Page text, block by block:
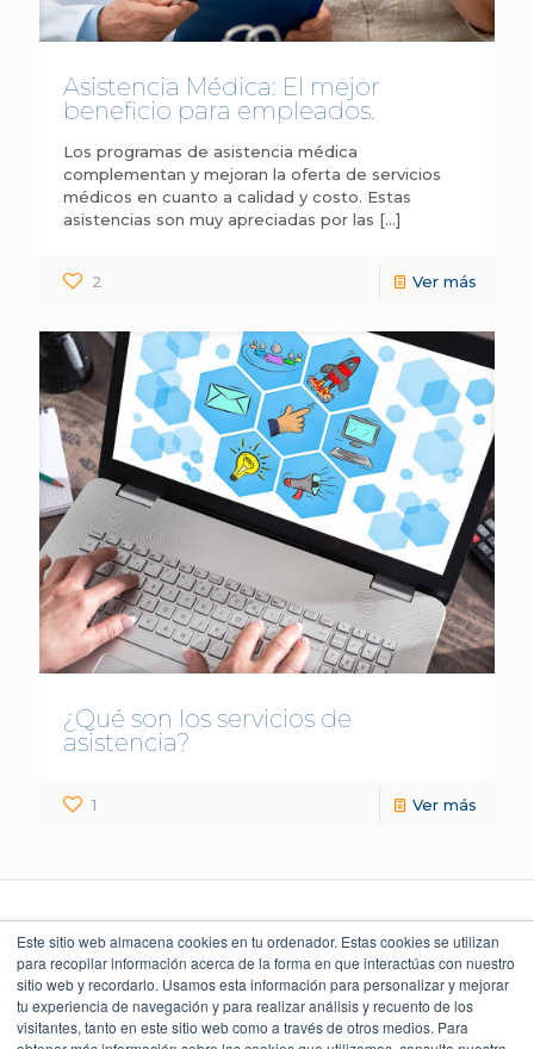
Este sitio web almacena cookies en tu ordenador. Estas cookies se utilizan
para recopilar información acerca de la forma en que interactúas con nuestro
sitio web y recordarlo. Usamos esta información para personalizar y mejorar
tu experiencia de navegación y para realizar análisis y recuento de los
visitantes, tanto en este sitio web como a través de otros medios. Para
Asistencia Médica: El mejor
beneficio para empleados.
Los programas de asistencia médica
complementan y mejoran la oferta de servicios
médicos en cuanto a calidad y costo. Estas
asistencias son muy apreciadas por las […]
2 Ver más
¿Qué son los servicios de
asistencia?
1 Ver más
LEGAL Y POLÍTICAS
Aviso Legal
Aviso de Privacidad
Política Ambiental
NUESTROS CLIENTES
Torre Índigo
Av. Paseo de la Reforma 373
55 5747 9100